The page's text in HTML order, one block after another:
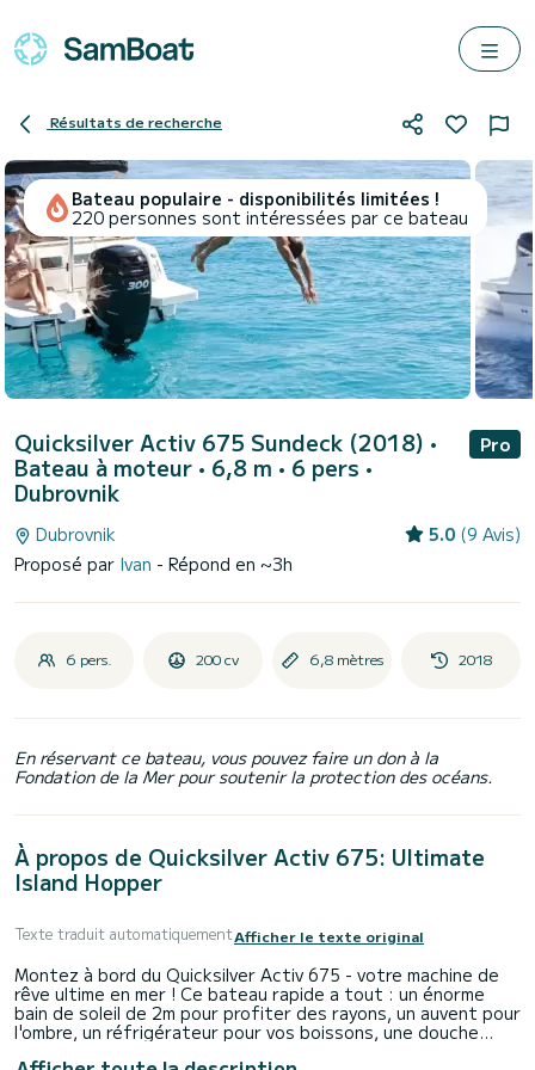
Résultats de recherche
Bateau populaire - disponibilités limitées !
220 personnes sont intéressées par ce bateau
Quicksilver Activ 675 Sundeck (2018) •
Bateau à moteur • 6,8 m • 6 pers •
Dubrovnik
Pro
Dubrovnik 5.0 (9 Avis)
Proposé par Ivan - Répond en ~3h
6 pers. 200 cv 6,8 mètres 2018
En réservant ce bateau, vous pouvez faire un don à la
Fondation de la Mer pour soutenir la protection des océans.
À propos de Quicksilver Activ 675: Ultimate
Island Hopper
Texte traduit automatiquementAfficher le texte original
Montez à bord du Quicksilver Activ 675 - votre machine de
rêve ultime en mer ! Ce bateau rapide a tout : un énorme
bain de soleil de 2m pour profiter des rayons, un auvent pour
l'ombre, un réfrigérateur pour vos boissons, une douche